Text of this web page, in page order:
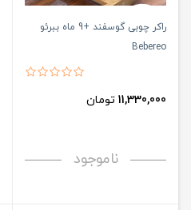
راکر چوبی گوسفند +9 ماه ببرئو
Bebereo
11,330,000 تومان
ناموجود